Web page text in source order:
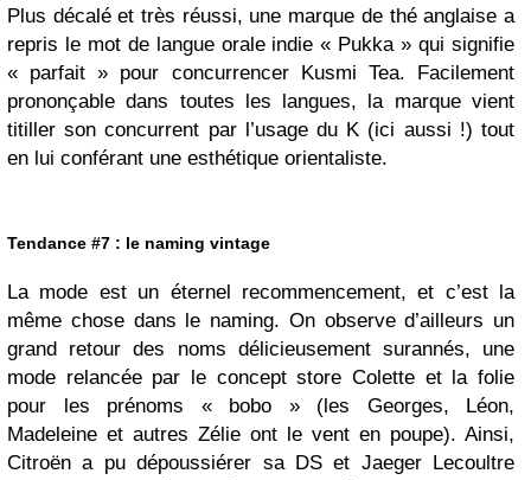
Plus décalé et très réussi, une marque de thé anglaise a
repris le mot de langue orale indie « Pukka » qui signifie
« parfait » pour concurrencer Kusmi Tea. Facilement
prononçable dans toutes les langues, la marque vient
titiller son concurrent par l’usage du K (ici aussi !) tout
en lui conférant une esthétique orientaliste.
Tendance #7 : le naming vintage
La mode est un éternel recommencement, et c’est la
même chose dans le naming. On observe d’ailleurs un
grand retour des noms délicieusement surannés, une
mode relancée par le concept store Colette et la folie
pour les prénoms « bobo » (les Georges, Léon,
Madeleine et autres Zélie ont le vent en poupe). Ainsi,
Citroën a pu dépoussiérer sa DS et Jaeger Lecoultre